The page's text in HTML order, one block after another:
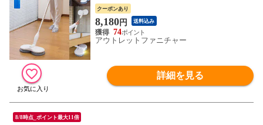
転モップクリーナー 床掃除 水拭き 高速回
転 モップ 充電式 コードレス スティック型
クーポンあり
8,180円 送料込み
74
アウトレットファニチャー
詳細を見る
8/8時点_ポイント最大11倍